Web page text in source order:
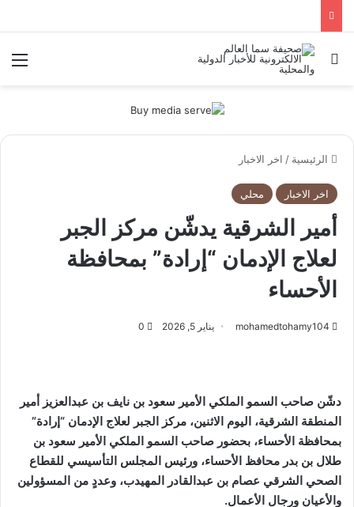
بحث عن
الرئيسية / اخر الاخبار
اخر الاخبار محلي
أمير الشرقية يدشّن مركز الجبر
لعلاج الإدمان “إرادة” بمحافظة
الأحساء
mohamedtohamy104 يناير 5, 2026 0
دشّن صاحب السمو الملكي الأمير سعود بن نايف بن عبدالعزيز أمير
المنطقة الشرقية، اليوم الاثنين، مركز الجبر لعلاج الإدمان “إرادة”
بمحافظة الأحساء، بحضور صاحب السمو الملكي الأمير سعود بن
طلال بن بدر محافظ الأحساء، ورئيس المجلس التأسيسي للقطاع
الصحي الشرقي عصام بن عبدالقادر المهيدب، وعددٍ من المسؤولين
والأعيان ورجال الأعمال.